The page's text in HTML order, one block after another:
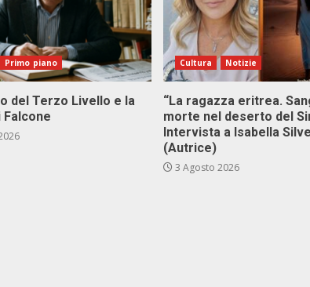
Primo piano
del Terzo Livello e la
Falcone
Cultura Notizie
“La ragazza eritrea.
morte nel deserto del
Intervista a Isabella
(Autrice)
3 Agosto 2026